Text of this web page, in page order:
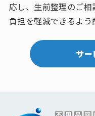
応し、生前整理のご
負担を軽減できるよう
サー